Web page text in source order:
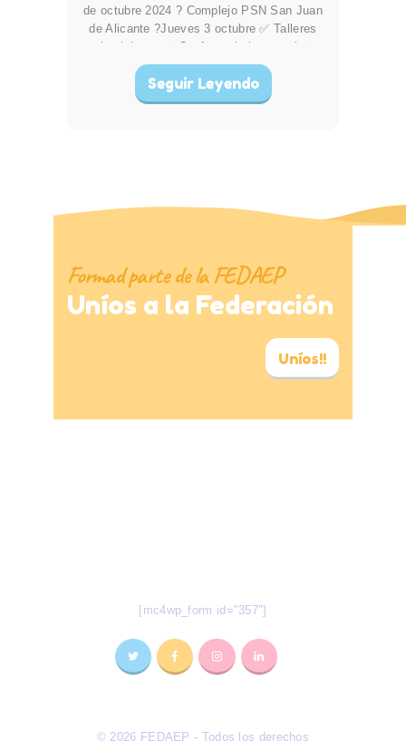
de octubre 2024 ? Complejo PSN San Juan
de Alicante ?Jueves 3 octubre ✅ Talleres
simultáneos ✅ Conferencia inaugural ✅
Mesa redonda. «La Residencia que
Transforma: El camino hacia unos cuidados
pediátricos de calidad» ? Viernes 4…
Seguir Leyendo
Formad parte de la FEDAEP
Uníos a la Federación
Uníos!!
[mc4wp_form id="357"]
© 2026 FEDAEP - Todos los derechos